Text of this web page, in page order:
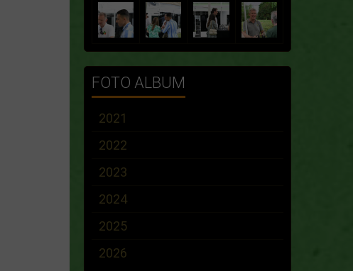
FOTO ALBUM
2021
2022
2023
2024
2025
2026